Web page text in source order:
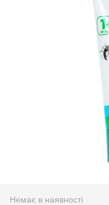
Немає в наявності